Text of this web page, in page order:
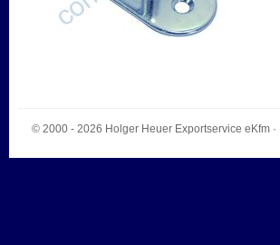
© 2000 - 2026 Holger Heuer Exportservice eKfm·